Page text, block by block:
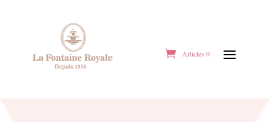
Articles 0